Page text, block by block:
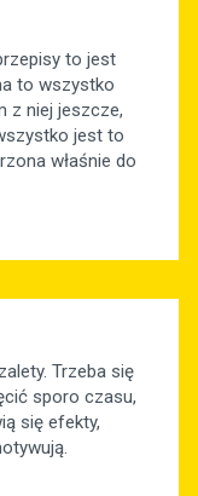
to jest
to wszystko
z niej jeszcze,
jest to
właśnie do
Trzeba się
sporo czasu,
się efekty,